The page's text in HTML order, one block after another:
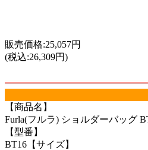
販売価格:25,057円
(税込:26,309円)
【商品名】
Furla(フルラ) ショルダーバッグ
【型番】
BT16【サイズ】